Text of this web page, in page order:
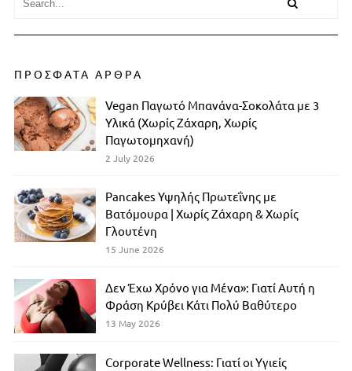
ΠΡΟΣΦΑΤΑ ΑΡΘΡΑ
Vegan Παγωτό Μπανάνα-Σοκολάτα με 3
Υλικά (Χωρίς Ζάχαρη, Χωρίς
Παγωτομηχανή)
2 July 2026
Pancakes Υψηλής Πρωτεΐνης με
Βατόμουρα | Χωρίς Ζάχαρη & Χωρίς
Γλουτένη
15 June 2026
Δεν Έχω Χρόνο για Μένα»: Γιατί Αυτή η
Φράση Κρύβει Κάτι Πολύ Βαθύτερο
13 May 2026
Corporate Wellness: Γιατί οι Υγιείς